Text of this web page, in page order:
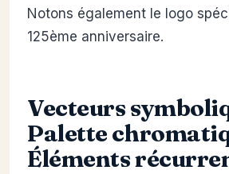
Notons également le logo
125ème anniversaire.
Vecteurs
Palette
Éléments